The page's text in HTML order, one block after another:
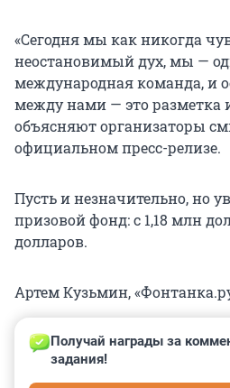
«Сегодня мы как никогда
неостановимый дух, мы —
международная команда, и
между нами — это разметка
объясняют организаторы
официальном пресс-релизе.
Пусть и незначительно, но
призовой фонд: с 1,18 млн
долларов.
Артем Кузьмин,
Получай награды за
задания!